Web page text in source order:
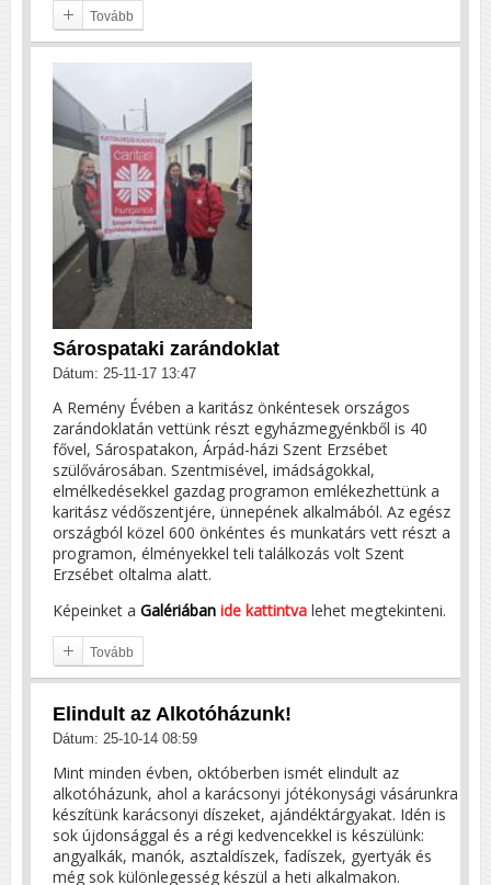
Tovább
Sárospataki zarándoklat
Dátum: 25-11-17 13:47
A Remény Évében a karitász önkéntesek országos
zarándoklatán vettünk részt egyházmegyénkből is 40
fővel, Sárospatakon, Árpád-házi Szent Erzsébet
szülővárosában. Szentmisével, imádságokkal,
elmélkedésekkel gazdag programon emlékezhettünk a
karitász védőszentjére, ünnepének alkalmából. Az egész
országból közel 600 önkéntes és munkatárs vett részt a
programon, élményekkel teli találkozás volt Szent
Erzsébet oltalma alatt.
Képeinket a Galériában ide kattintva lehet megtekinteni.
Tovább
Elindult az Alkotóházunk!
Dátum: 25-10-14 08:59
Mint minden évben, októberben ismét elindult az
alkotóházunk, ahol a karácsonyi jótékonysági vásárunkra
készítünk karácsonyi díszeket, ajándéktárgyakat. Idén is
sok újdonsággal és a régi kedvencekkel is készülünk:
angyalkák, manók, asztaldíszek, fadíszek, gyertyák és
még sok különlegesség készül a heti alkalmakon.